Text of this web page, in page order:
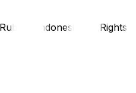
Indonesia. All Rights